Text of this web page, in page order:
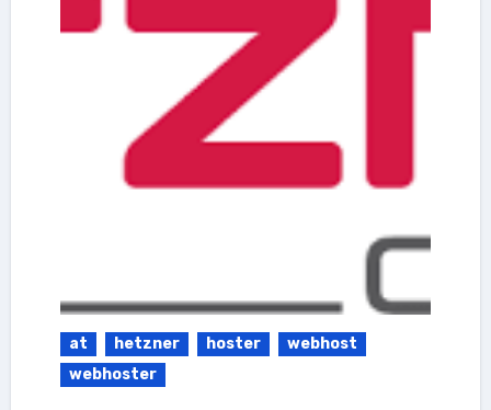
at hetzner hoster
webhost
webhoster